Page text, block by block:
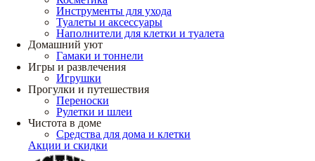
Инструменты для ухода
Туалеты и аксессуары
Наполнители для клетки и туалета
Домашний уют
Гамаки и тоннели
Игры и развлечения
Игрушки
Прогулки и путешествия
Переноски
Рулетки и шлеи
Чистота в доме
Средства для дома и клетки
Акции и скидки